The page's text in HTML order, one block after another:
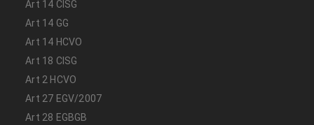
Art 14 CISG
Art 14 GG
Art 14 HCVO
Art 18 CISG
Art 2 HCVO
Art 27 EGV/2007
Art 28 EGBGB